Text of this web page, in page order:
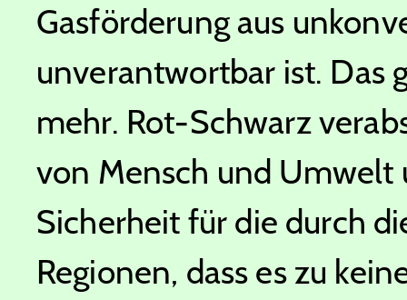
Gasförderung aus
unverantwortbar ist. Das
mehr. Rot-Schwarz
von Mensch und Umwelt
Sicherheit für die durch
Regionen, dass es zu